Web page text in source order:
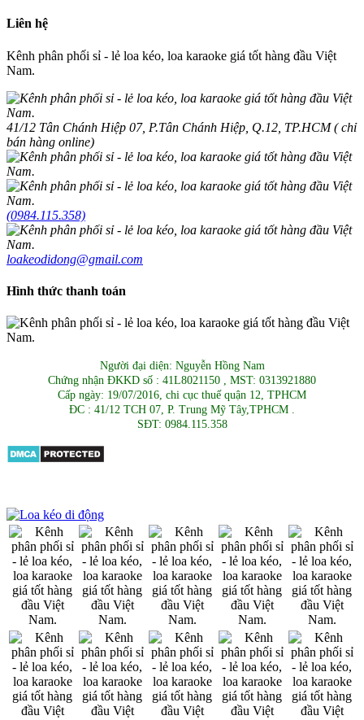
Liên hệ
Kênh phân phối sỉ - lẻ loa kéo, loa karaoke giá tốt hàng đầu Việt
Nam.
41/12 Tân Chánh Hiệp 07, P.Tân Chánh Hiệp, Q.12, TP.HCM ( chỉ
bán hàng online)
(0984.115.358)
loakeodidong@gmail.com
Hình thức thanh toán
Người đại diện: Nguyễn Hồng Nam
Chứng nhận ĐKKD số : 41L8021150 , MST: 0313921880
Cấp ngày: 19/07/2016, chi cục thuế quận 12, TPHCM
ĐC : 41/12 TCH 07, P. Trung Mỹ Tây,TPHCM .
SĐT: 0984.115.358